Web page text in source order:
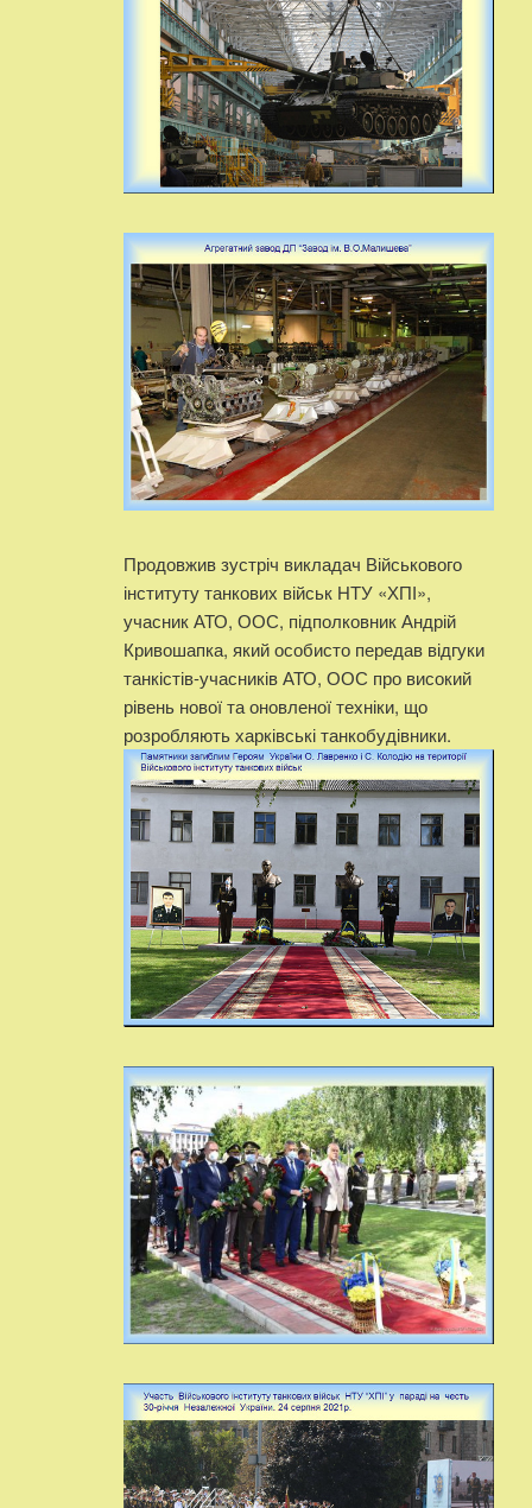
Продовжив зустріч викладач Військового
інституту танкових військ НТУ «ХПІ»,
учасник АТО, ООС, підполковник Андрій
Кривошапка, який особисто передав відгуки
танкістів-учасників АТО, ООС про високий
рівень нової та оновленої техніки, що
розробляють харківські танкобудівники.